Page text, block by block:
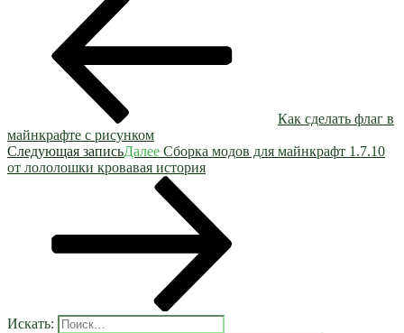
Как сделать флаг в
майнкрафте с рисунком
Следующая записьДалее Сборка модов для майнкрафт 1.7.10
от лололошки кровавая история
Искать: